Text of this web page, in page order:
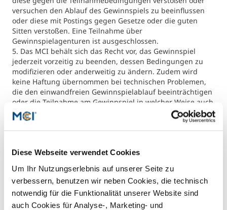
Diese Webseite verwendet Cookies
Um Ihr Nutzungserlebnis auf unserer Seite zu
verbessern, benutzen wir neben Cookies, die technisch
notwendig für die Funktionalität unserer Website sind
auch Cookies für Analyse-, Marketing- und
Studienberatung
Executive Education Finder
versuchen den Ablauf des Gewinnspiels zu beeinflussen
oder diese mit Postings gegen Gesetze oder die guten
Sitten verstoßen. Eine Teilnahme über
Gewinnspielagenturen ist ausgeschlossen.
5. Das MCI behält sich das Recht vor, das Gewinnspiel
jederzeit vorzeitig zu beenden, dessen Bedingungen zu
modifizieren oder anderweitig zu ändern. Zudem wird
keine Haftung übernommen bei technischen Problemen,
die den einwandfreien Gewinnspielablauf beeinträchtigen
oder die Teilnahme am Gewinnspiel in welcher Weise auch
immer beeinflussen
6. Zum Zweck der Gewinnermittlung werden alle Namen
Ende des Gewinnspiels durch das MCI wieder gelöscht.
Daten der Gewinner:innen, welche für jene Dauer
gespeichert werden, die zur Zweckerfüllung bzw. allfälliger
sonstiger gesetzlicher Vorschriften erforderlich sind. Alle
weiteren Informationen gemäß DSGVO können unserer